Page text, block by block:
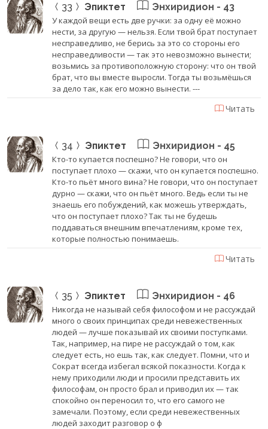
33 Эпиктет Энхиридион - 43
У каждой вещи есть две ручки: за одну её можно
нести, за другую — нельзя. Если твой брат поступает
несправедливо, не берись за это со стороны его
несправедливости — так это невозможно вынести;
возьмись за противоположную сторону: что он твой
брат, что вы вместе выросли. Тогда ты возьмёшься
за дело так, как его можно вынести. ---
Читать
34 Эпиктет Энхиридион - 45
Кто-то купается поспешно? Не говори, что он
поступает плохо — скажи, что он купается поспешно.
Кто-то пьёт много вина? Не говори, что он поступает
дурно — скажи, что он пьёт много. Ведь если ты не
знаешь его побуждений, как можешь утверждать,
что он поступает плохо? Так ты не будешь
поддаваться внешним впечатлениям, кроме тех,
которые полностью понимаешь.
Читать
35 Эпиктет Энхиридион - 46
Никогда не называй себя философом и не рассуждай
много о своих принципах среди невежественных
людей — лучше показывай их своими поступками.
Так, например, на пире не рассуждай о том, как
следует есть, но ешь так, как следует. Помни, что и
Сократ всегда избегал всякой показности. Когда к
нему приходили люди и просили представить их
философам, он просто брал и приводил их — так
спокойно он переносил то, что его самого не
замечали. Поэтому, если среди невежественных
людей заходит разговор о ф